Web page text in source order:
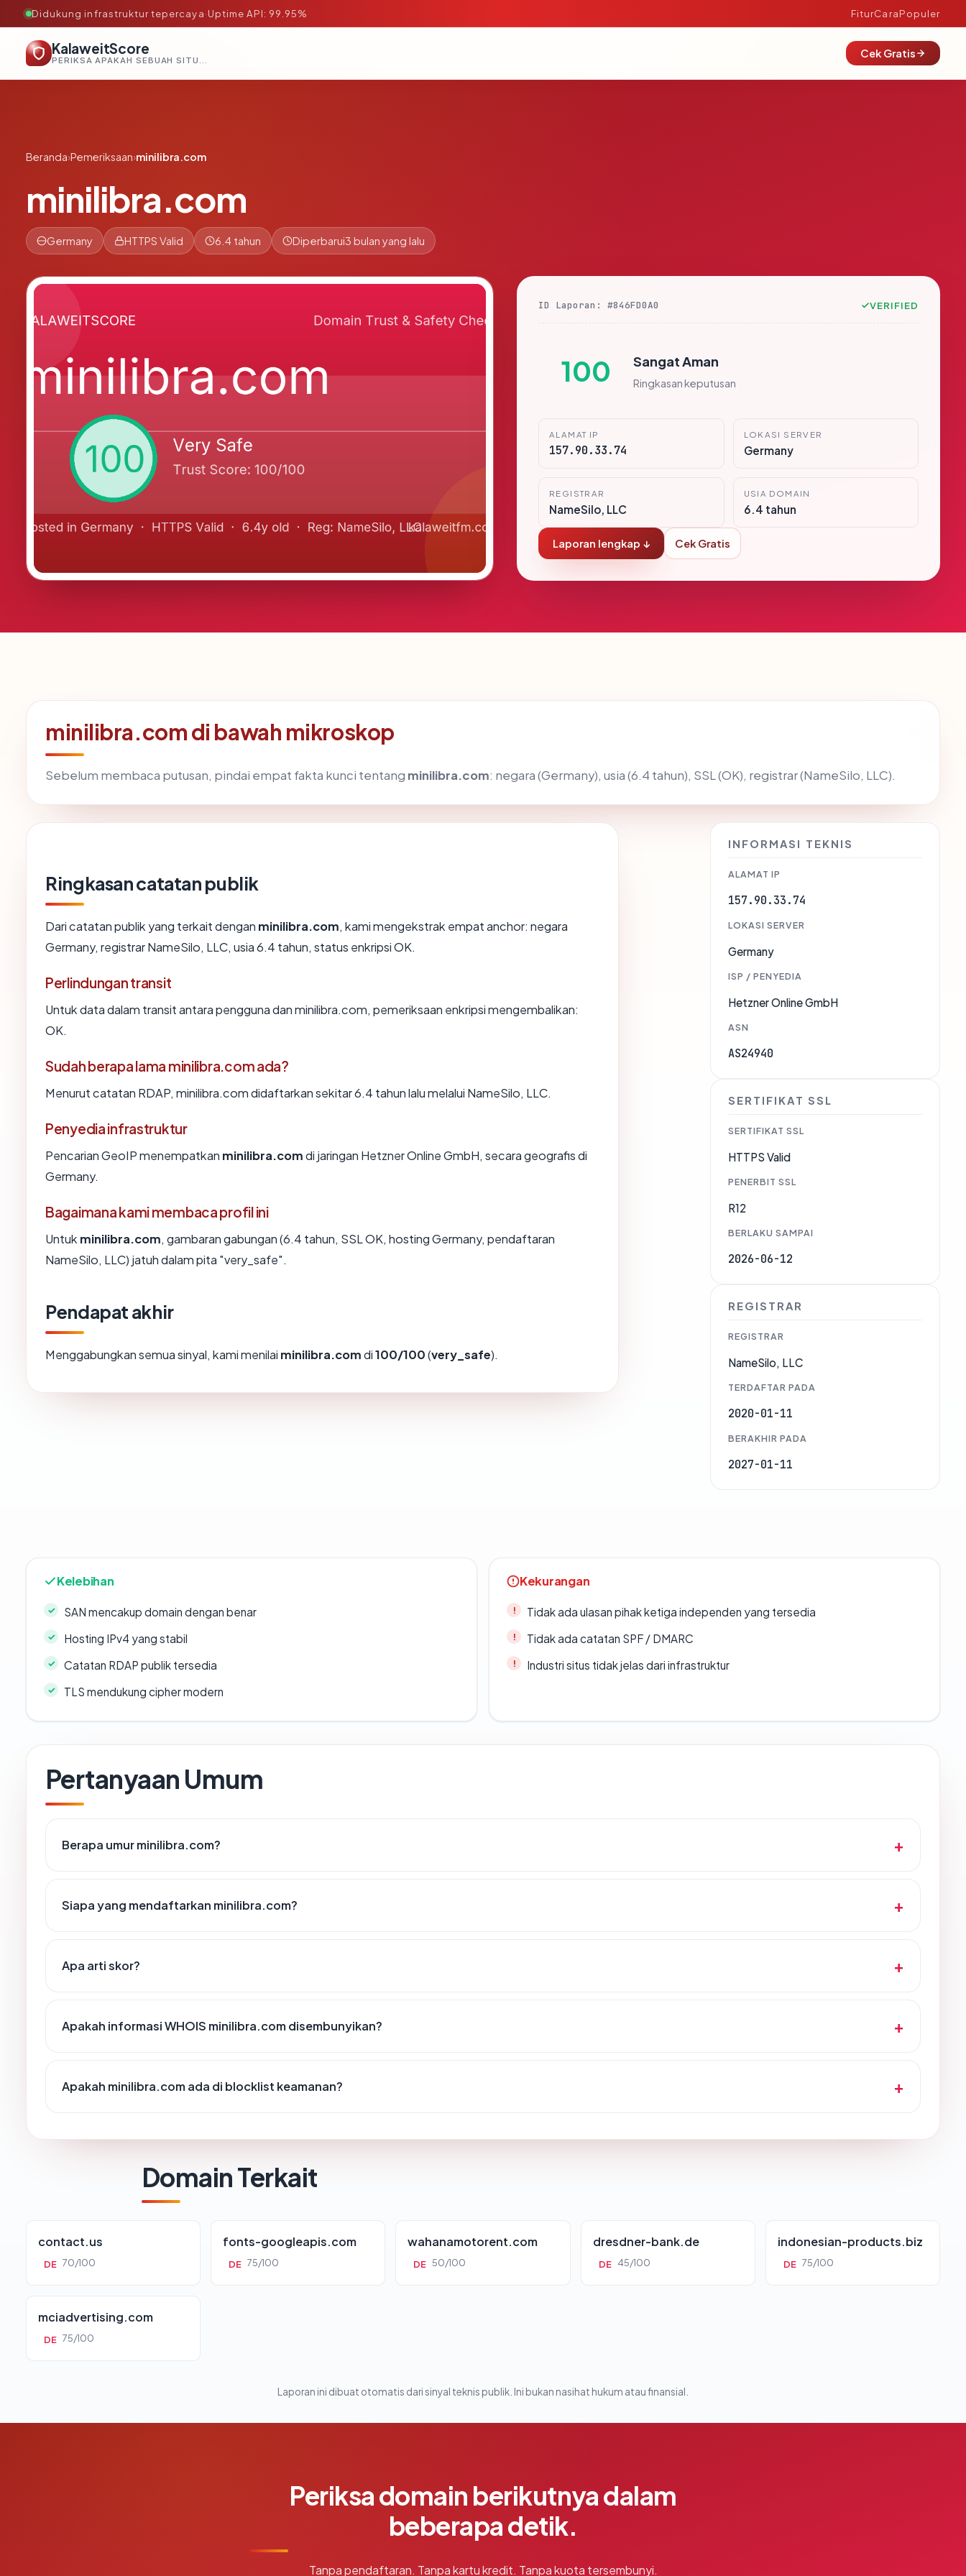
Didukung infrastruktur tepercaya·Uptime API: 99.95% FiturCaraPopuler
KalaweitScore
PERIKSA APAKAH SEBUAH SITUS AMAN, TEPERCAYA, DAN TERVERIFIKASI DALAM HITUNGAN DETIK.
Cek Gratis
Beranda›Pemeriksaan›minilibra.com
minilibra.com
Germany HTTPS Valid 6.4 tahun Diperbarui3 bulan yang lalu
ID Laporan: #846FD0A0 VERIFIED
100 Sangat Aman
Ringkasan keputusan
ALAMAT IP
157.90.33.74
LOKASI SERVER
Germany
REGISTRAR
NameSilo, LLC
USIA DOMAIN
6.4 tahun
Laporan lengkap ↓ Cek Gratis
minilibra.com di bawah mikroskop
Sebelum membaca putusan, pindai empat fakta kunci tentang minilibra.com: negara (Germany), usia (6.4 tahun), SSL (OK), registrar (NameSilo, LLC).
Ringkasan catatan publik
Dari catatan publik yang terkait dengan minilibra.com, kami mengekstrak empat anchor: negara
Germany, registrar NameSilo, LLC, usia 6.4 tahun, status enkripsi OK.
Perlindungan transit
Untuk data dalam transit antara pengguna dan minilibra.com, pemeriksaan enkripsi mengembalikan:
OK.
Sudah berapa lama minilibra.com ada?
Menurut catatan RDAP, minilibra.com didaftarkan sekitar 6.4 tahun lalu melalui NameSilo, LLC.
Penyedia infrastruktur
Pencarian GeoIP menempatkan minilibra.comdi jaringan Hetzner Online GmbH, secara geografis di
Germany.
Bagaimana kami membaca profil ini
Untuk minilibra.com, gambaran gabungan (6.4 tahun, SSL OK, hosting Germany, pendaftaran
NameSilo, LLC) jatuh dalam pita "very_safe".
Pendapat akhir
Menggabungkan semua sinyal, kami menilai minilibra.comdi100/100(very_safe).
INFORMASI TEKNIS
ALAMAT IP
157.90.33.74
LOKASI SERVER
Germany
ISP / PENYEDIA
Hetzner Online GmbH
ASN
AS24940
SERTIFIKAT SSL
SERTIFIKAT SSL
HTTPS Valid
PENERBIT SSL
R12
BERLAKU SAMPAI
2026-06-12
REGISTRAR
REGISTRAR
NameSilo, LLC
TERDAFTAR PADA
2020-01-11
BERAKHIR PADA
2027-01-11
Kelebihan
SAN mencakup domain dengan benar
Hosting IPv4 yang stabil
Catatan RDAP publik tersedia
TLS mendukung cipher modern
Kekurangan
Tidak ada ulasan pihak ketiga independen yang tersedia
Tidak ada catatan SPF / DMARC
Industri situs tidak jelas dari infrastruktur
Pertanyaan Umum
Berapa umur minilibra.com?
Siapa yang mendaftarkan minilibra.com?
Apa arti skor?
Apakah informasi WHOIS minilibra.com disembunyikan?
Apakah minilibra.com ada di blocklist keamanan?
Domain Terkait
contact.us
DE 70/100
fonts-googleapis.com
DE 75/100
wahanamotorent.com
DE 50/100
dresdner-bank.de
DE 45/100
indonesian-products.biz
DE 75/100
mciadvertising.com
DE 75/100
Laporan ini dibuat otomatis dari sinyal teknis publik. Ini bukan nasihat hukum atau finansial.
Periksa domain berikutnya dalam
beberapa detik.
Tanpa pendaftaran. Tanpa kartu kredit. Tanpa kuota tersembunyi.